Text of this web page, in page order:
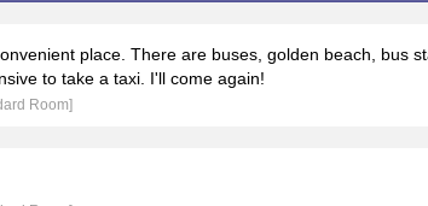
place. There are buses, golden beach, bus
to take a taxi. I'll come again!
Room]